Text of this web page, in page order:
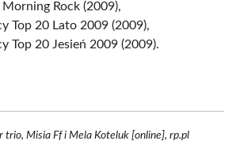
Morning Rock (2009),
Top 20 Lato 2009 (2009),
Top 20 Jesień 2009 (2009).
trio, Misia Ff i Mela Koteluk [online], rp.pl